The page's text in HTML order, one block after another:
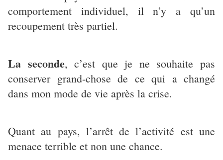
comportement individuel, il n’y a qu’un
recoupement très partiel.
La seconde, c’est que je ne souhaite pas
conserver grand-chose de ce qui a changé
dans mon mode de vie après la crise.
Quant au pays, l’arrêt de l’activité est une
menace terrible et non une chance.